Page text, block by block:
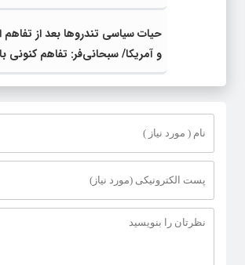
حیات سیاسی تندروها بعد از تفاهم
و آمریکا/ سبحانی‌فر: تفاهم کنونی با
برجام متفاوت است/ تندروها